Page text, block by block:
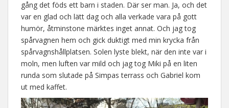
gång det föds ett barn i staden. Där ser man. Ja, och det
var en glad och lätt dag och alla verkade vara på gott
humör, åtminstone märktes inget annat. Och jag tog
spårvagnen hem och gick duktigt med min krycka från
spårvagnshållplatsen. Solen lyste blekt, när den inte var i
moln, men luften var mild och jag tog Miki på en liten
runda som slutade på Simpas terrass och Gabriel kom
ut med kaffet.